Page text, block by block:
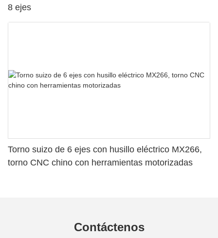
8 ejes
Torno suizo de 6 ejes con husillo eléctrico MX266,
torno CNC chino con herramientas motorizadas
Contáctenos